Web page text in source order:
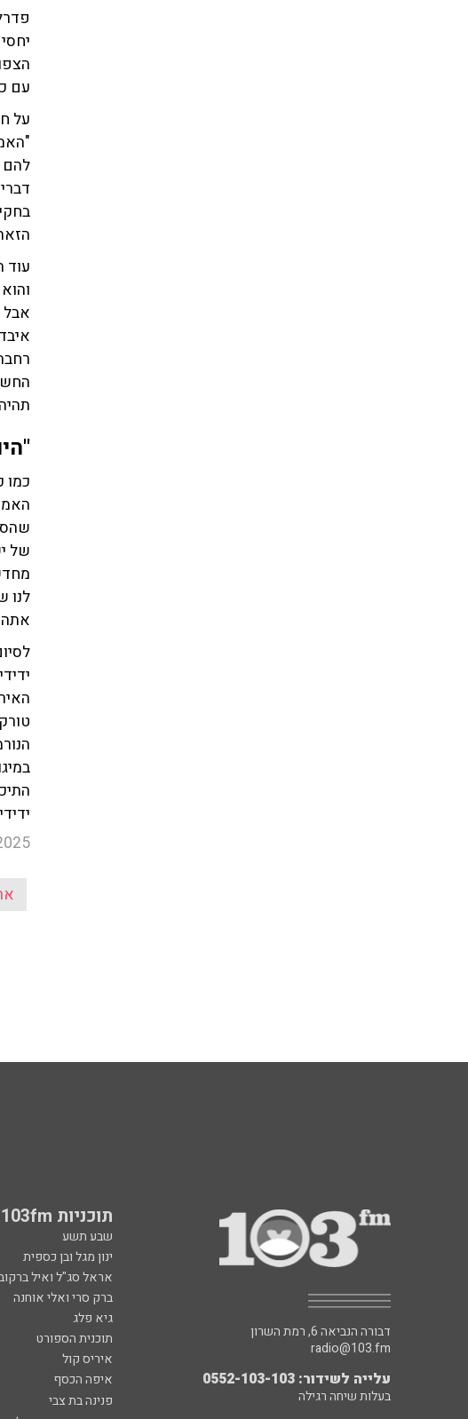
עם
על
להם
עוד
אבל
כמו
של
לנו
אתה
תוכניות 103fm
שבע תשע
ינון מגל ובן כספית
אראל סג"ל ואיל
ברק סרי ואלי אוחנה
גיא פלג
תוכנית הספורט
איריס קול
איפה הכסף
פנינה בת צבי
דבורה הנביאה 6, רמת השרון
radio@103.fm
עלייה לשידור: 0552-103-103
בעלות שיחה רגילה